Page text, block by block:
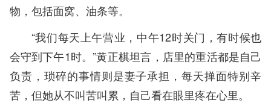
物，包括面窝、油条等。
“我们每天上午营业，中午12时关门，有时候也
会守到下午1时。”黄正棋坦言，店里的重活都是自己
负责，琐碎的事情则是妻子承担，每天掸面特别辛
苦，但她从不叫苦叫累，自己看在眼里疼在心里。